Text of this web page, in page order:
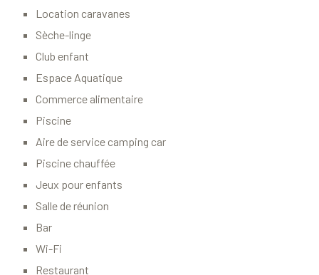
Location caravanes
Sèche-linge
Club enfant
Espace Aquatique
Commerce alimentaire
Piscine
Aire de service camping car
Piscine chauffée
Jeux pour enfants
Salle de réunion
Bar
Wi-Fi
Restaurant